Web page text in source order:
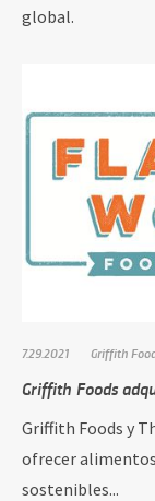
global.
7.29.2021 Griffith
Griffith Foods
Griffith Foods y
ofrecer
sostenibles...